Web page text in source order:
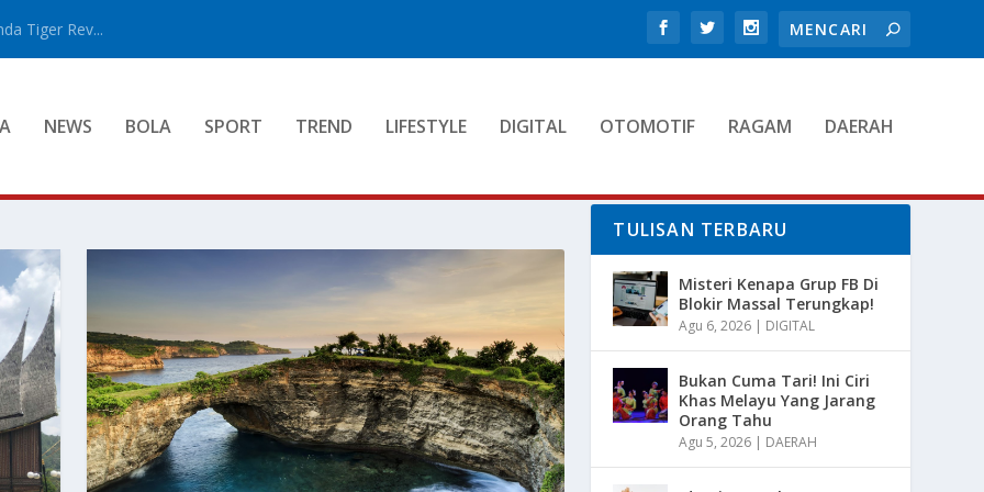
Tiger Rev...
NEWS BOLA SPORT TREND LIFESTYLE DIGITAL OTOMOTIF RAGAM DAERAH
TULISAN TERBARU
Misteri Kenapa Grup FB Di
Blokir Massal Terungkap!
Agu 6, 2026 | DIGITAL
Bukan Cuma Tari! Ini Ciri
Khas Melayu Yang Jarang
Orang Tahu
Agu 5, 2026 | DAERAH